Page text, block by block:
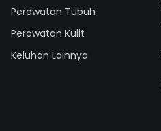
Perawatan Tubuh
Perawatan Kulit
Keluhan Lainnya